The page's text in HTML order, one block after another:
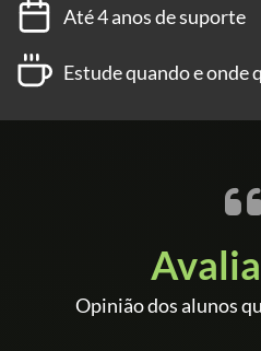
Até 4 anos de suporte
Estude quando e onde
Opinião dos alunos